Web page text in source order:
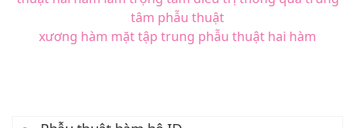
tâm phẫu thuật
xương hàm mặt tập trung phẫu thuật hai hàm